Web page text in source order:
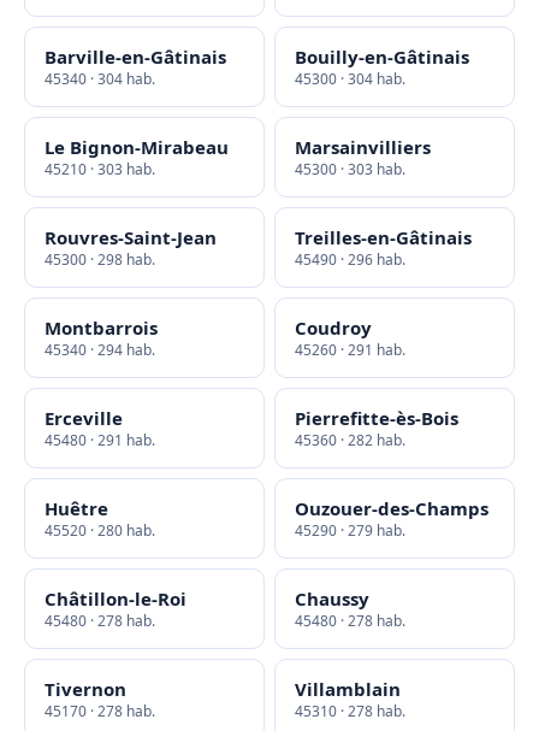
Barville-en-Gâtinais
45340 · 304 hab.
Bouilly-en-Gâtinais
45300 · 304 hab.
Le Bignon-Mirabeau
45210 · 303 hab.
Marsainvilliers
45300 · 303 hab.
Rouvres-Saint-Jean
45300 · 298 hab.
Treilles-en-Gâtinais
45490 · 296 hab.
Montbarrois
45340 · 294 hab.
Coudroy
45260 · 291 hab.
Erceville
45480 · 291 hab.
Pierrefitte-ès-Bois
45360 · 282 hab.
Huêtre
45520 · 280 hab.
Ouzouer-des-Champs
45290 · 279 hab.
Châtillon-le-Roi
45480 · 278 hab.
Chaussy
45480 · 278 hab.
Tivernon
45170 · 278 hab.
Villamblain
45310 · 278 hab.